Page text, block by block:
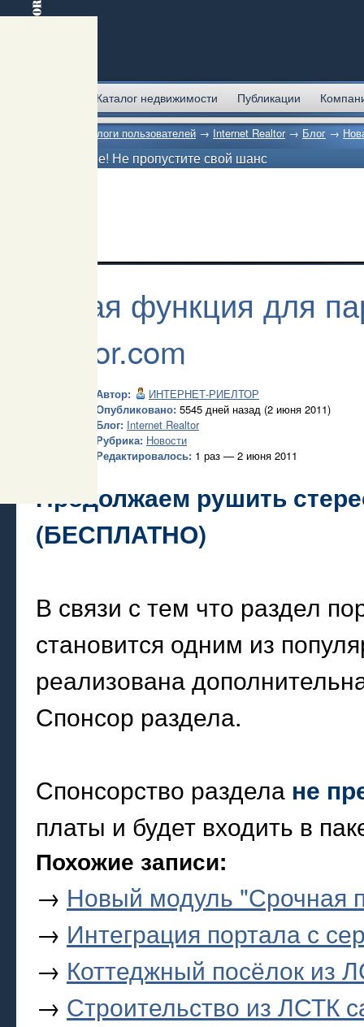
Каталог недвижимости Публикации
Блоги пользователей → Internet Realtor→ Блог →
Внимание! Не пропустите свой шанс
Новая функция для
realtor.com
Автор:
ИНТЕРНЕТ-РИЕЛТОР
Опубликовано: 5545 дней назад (2 июня 2011)
Блог: Internet Realtor
Рубрика: Новости
Редактировалось: 1 раз — 2 июня 2011
Продолжаем рушить
(БЕСПЛАТНО)
В связи с тем что раздел
становится одним из
реализована
Спонсор раздела.
Спонсорство раздела не
платы и будет входить в
Похожие записи:
→ Новый модуль "Срочная
→ Интеграция портала с
→ Коттеджный посёлок из
→ Строительство из ЛСТК